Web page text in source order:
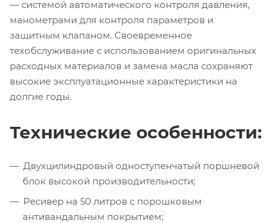
— системой автоматического контроля давления,
манометрами для контроля параметров и
защитным клапаном. Своевременное
техобслуживание с использованием оригинальных
расходных материалов и замена масла сохраняют
высокие эксплуатационные характеристики на
долгие годы.
Технические особенности:
Двухцилиндровый одноступенчатый поршневой
блок высокой производительности;
Ресивер на 50 литров с порошковым
антивандальным покрытием;